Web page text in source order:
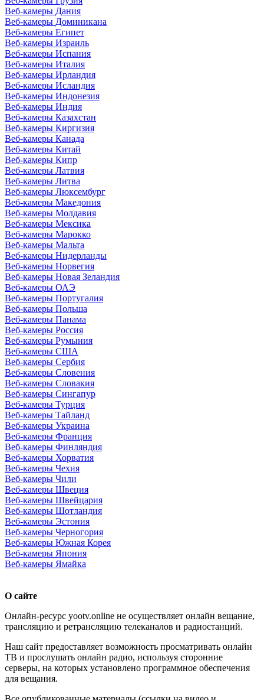
Веб-камеры Дания
Веб-камеры Доминикана
Веб-камеры Египет
Веб-камеры Израиль
Веб-камеры Испания
Веб-камеры Италия
Веб-камеры Ирландия
Веб-камеры Исландия
Веб-камеры Индонезия
Веб-камеры Индия
Веб-камеры Казахстан
Веб-камеры Киргизия
Веб-камеры Канада
Веб-камеры Китай
Веб-камеры Кипр
Веб-камеры Латвия
Веб-камеры Литва
Веб-камеры Люксембург
Веб-камеры Македония
Веб-камеры Молдавия
Веб-камеры Мексика
Веб-камеры Марокко
Веб-камеры Мальта
Веб-камеры Нидерланды
Веб-камеры Норвегия
Веб-камеры Новая Зеландия
Веб-камеры ОАЭ
Веб-камеры Португалия
Веб-камеры Польша
Веб-камеры Панама
Веб-камеры Россия
Веб-камеры Румыния
Веб-камеры США
Веб-камеры Сербия
Веб-камеры Словения
Веб-камеры Словакия
Веб-камеры Сингапур
Веб-камеры Турция
Веб-камеры Тайланд
Веб-камеры Украина
Веб-камеры Франция
Веб-камеры Финляндия
Веб-камеры Хорватия
Веб-камеры Чехия
Веб-камеры Чили
Веб-камеры Швеция
Веб-камеры Швейцария
Веб-камеры Шотландия
Веб-камеры Эстония
Веб-камеры Черногория
Веб-камеры Южная Корея
Веб-камеры Япония
Веб-камеры Ямайка
О сайте
Онлайн-ресурс yootv.online не осуществляет онлайн вещание,
трансляцию и ретрансляцию телеканалов и радиостанций.
Наш сайт предоставляет возможность просматривать онлайн
ТВ и прослушать онлайн радио, используя сторонние
серверы, на которых установлено программное обеспечения
для вещания.